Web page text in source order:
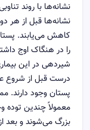
نشانه‌ها با روند
نشانه‌ها قبل از هر
کاهش می‌یابند.
را در هنگاک اوج
شیردهی در این
درست قبل از شروع
پستان وجود دارند.
معمولاً چندین توده
بزرگ می‌شوند و بعد